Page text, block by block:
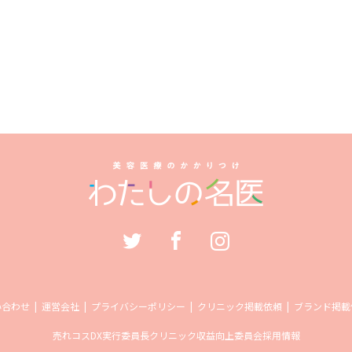
わせ 運営会社 プライバシーポリシー クリニック掲載依頼 ブランド掲
売れコスDX実行委員長クリニック収益向上委員会採用情報